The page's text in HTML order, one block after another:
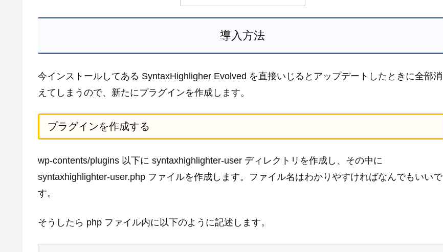
導入方法
今インストールしてある SyntaxHighligher Evolved を直接いじるとアップデートしたときに全部消
えてしまうので、新たにプラグインを作成します。
プラグインを作成する
wp-contents/plugins 以下に syntaxhighlighter-user ディレクトリを作成し、その中に
syntaxhighlighter-user.php ファイルを作成します。ファイル名はわかりやすければなんでもいいで
す。
そうしたら php ファイル内に以下のように記述します。